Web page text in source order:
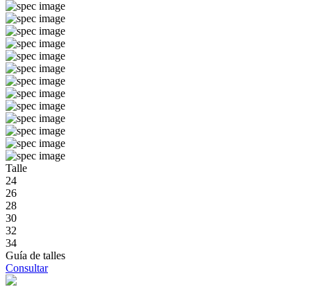
Talle
24
26
28
30
32
34
Guía de talles
Consultar